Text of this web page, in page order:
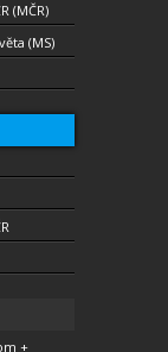
(MČR)
(MS)
+